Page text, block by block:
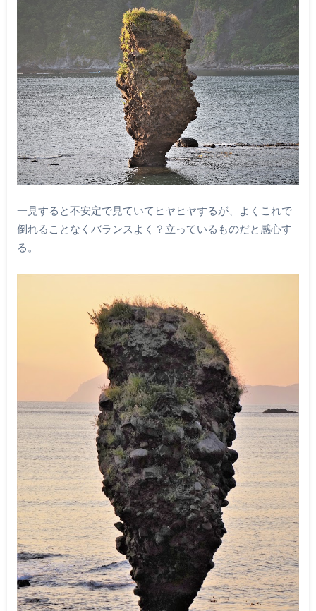
一見すると不安定で見ていてヒヤヒヤするが、よくこれで
倒れることなくバランスよく？立っているものだと感心す
る。